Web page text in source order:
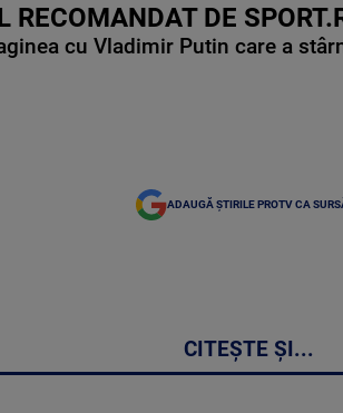
RECOMANDAT DE
cu Vladimir Putin care a
ADAUGĂ ȘTIRILE PROTV CA
CITEȘTE ȘI...